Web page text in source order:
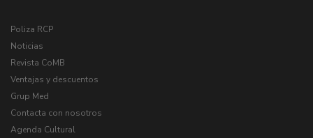
Poliza RCP
Noticias
Revista CoMB
Ventajas y descuentos
Grup Med
Contacta con nosotros
Agenda Cultural